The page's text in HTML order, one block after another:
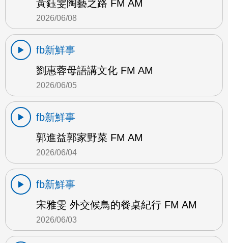
黃鈺雯陶藝之路 FM AM
2026/06/08
fb新鮮事
劉惠蓉母語講文化 FM AM
2026/06/05
fb新鮮事
郭進益郭家野菜 FM AM
2026/06/04
fb新鮮事
宋雅雯 外交候鳥的餐桌紀行 FM AM
2026/06/03